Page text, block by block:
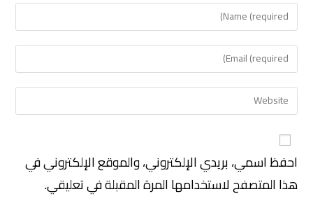
احفظ اسمي، بريدي الإلكتروني، والموقع الإلكتروني في
هذا المتصفح لاستخدامها المرة المقبلة في تعليقي.